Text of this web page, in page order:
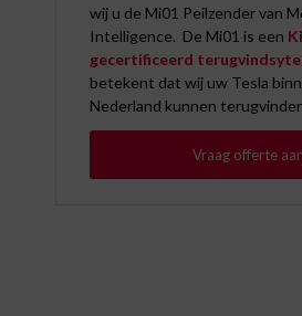
wij u de Mi01 Peilzender van
Intelligence. De Mi01 is een
gecertificeerd
betekent dat wij uw Tesla
Nederland kunnen
Vraag offerte aan